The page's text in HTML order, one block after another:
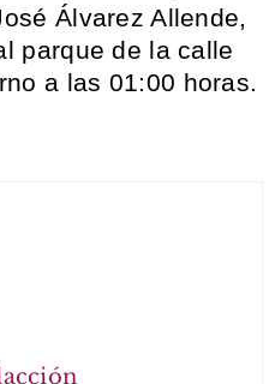
Álvarez Allende,
parque de la calle
a las 01:00 horas.